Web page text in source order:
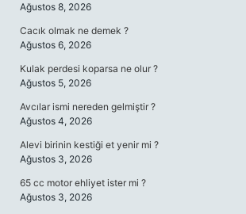
Ağustos 8, 2026
Cacık olmak ne demek ?
Ağustos 6, 2026
Kulak perdesi koparsa ne olur ?
Ağustos 5, 2026
Avcılar ismi nereden gelmiştir ?
Ağustos 4, 2026
Alevi birinin kestiği et yenir mi ?
Ağustos 3, 2026
65 cc motor ehliyet ister mi ?
Ağustos 3, 2026